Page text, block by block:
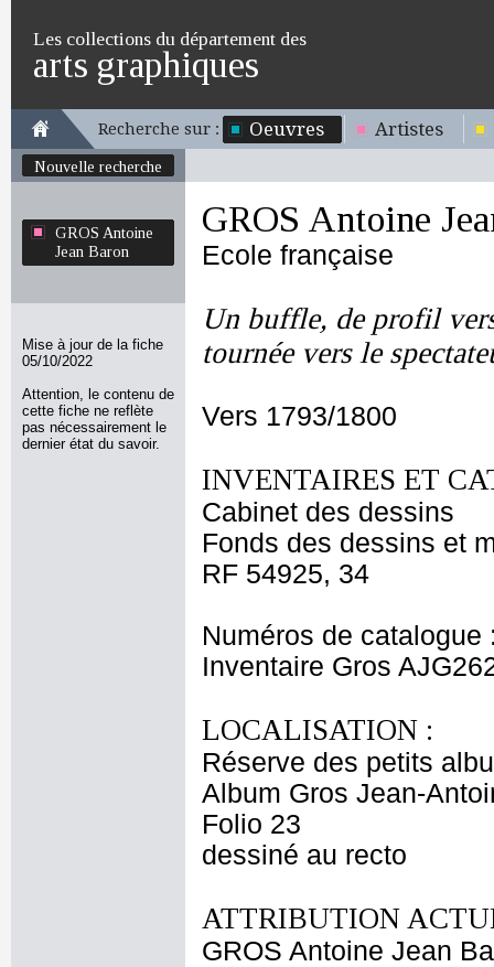
Les collections du département des
arts graphiques
Recherche sur : Oeuvres Artistes
Nouvelle recherche
GROS Antoine
Jean Baron
Mise à jour de la fiche
05/10/2022
Attention, le contenu de
cette fiche ne reflète
pas nécessairement le
dernier état du savoir.
GROS Antoine
Ecole française
Un buffle, de profil
tournée vers le
Vers 1793/1800
INVENTAIRES ET
Cabinet des dessins
Fonds des dessins et
RF 54925, 34
Numéros de catalogue
Inventaire Gros
LOCALISATION :
Réserve des petits
Album Gros Jean-
Folio 23
dessiné au recto
ATTRIBUTION
GROS Antoine Jean